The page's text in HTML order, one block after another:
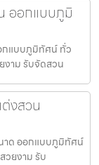
ออกแบบภูมิ
กแบบภูมิทัศน์ ทั่ว
งาม รับจัดสวน
งสวน
าด ออกแบบภูมิทัศน์
วยงาม รับ